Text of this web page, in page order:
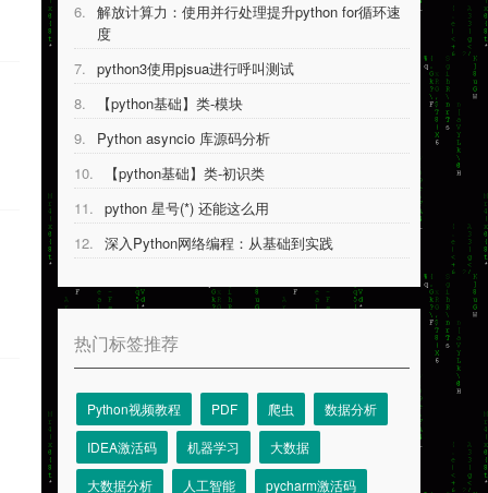
6. 解放计算力：使用并行处理提升python for循环速
度
7. python3使用pjsua进行呼叫测试
8.
【python基础】类-模块
9.
Python asyncio 库源码分析
10.
【python基础】类-初识类
11. python 星号(*) 还能这么用
12. 深入Python网络编程：从基础到实践
热门标签推荐
Python视频教程 PDF 爬虫 数据分析
IDEA激活码 机器学习 大数据
大数据分析 人工智能 pycharm激活码